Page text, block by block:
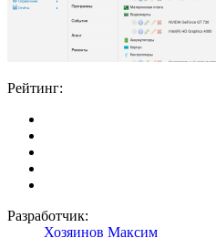
Рейтинг:
Разработчик:
Хозяинов Максим